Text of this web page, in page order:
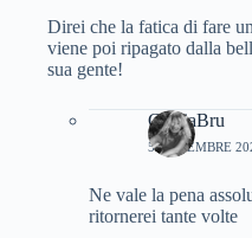
Direi che la fatica di fare
viene poi ripagato dalla
sua gente!
CinziaBru
5 NOVEMBRE
Ne vale la pena
ritornerei tante volte